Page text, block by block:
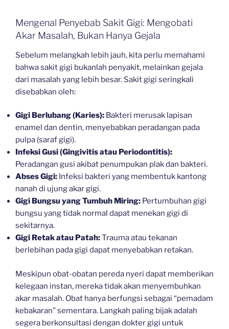
Mengenal Penyebab Sakit Gigi: Mengobati
Akar Masalah, Bukan Hanya Gejala
Sebelum melangkah lebih jauh, kita perlu memahami
bahwa sakit gigi bukanlah penyakit, melainkan gejala
dari masalah yang lebih besar. Sakit gigi seringkali
disebabkan oleh:
Gigi Berlubang (Karies): Bakteri merusak lapisan
enamel dan dentin, menyebabkan peradangan pada
pulpa (saraf gigi).
Infeksi Gusi (Gingivitis atau Periodontitis):
Peradangan gusi akibat penumpukan plak dan bakteri.
Abses Gigi: Infeksi bakteri yang membentuk kantong
nanah di ujung akar gigi.
Gigi Bungsu yang Tumbuh Miring: Pertumbuhan gigi
bungsu yang tidak normal dapat menekan gigi di
sekitarnya.
Gigi Retak atau Patah:Trauma atau tekanan
berlebihan pada gigi dapat menyebabkan retakan.
Meskipun obat-obatan pereda nyeri dapat memberikan
kelegaan instan, mereka tidak akan menyembuhkan
akar masalah. Obat hanya berfungsi sebagai “pemadam
kebakaran” sementara. Langkah paling bijak adalah
segera berkonsultasi dengan dokter gigi untuk